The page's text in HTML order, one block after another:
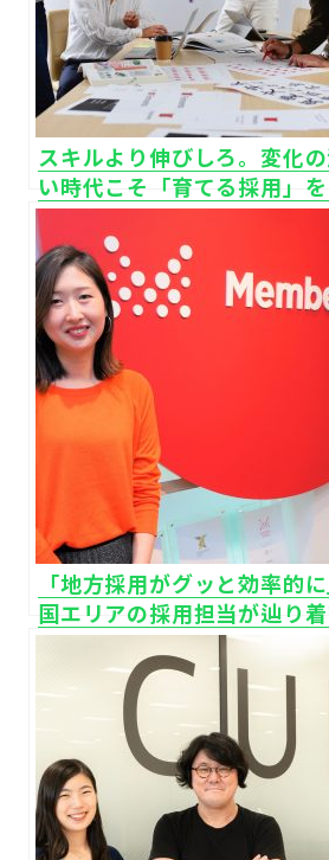
スキルより伸びしろ。変化
い時代こそ「育てる採用」
式会社ディーゼロ
「地方採用がグッと効率的
国エリアの採用担当が辿り
た“クリエイター地方採用”
社メンバーズ